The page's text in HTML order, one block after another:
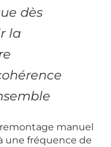
dès
la
manuel
une fréquence de